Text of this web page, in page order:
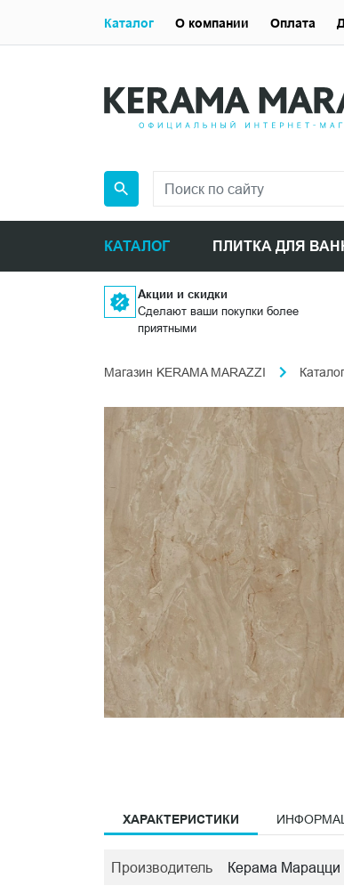
КАТАЛОГ ПЛИТКА ДЛЯ
Каталог О компании Оплата
Акции и скидки
Сделают ваши покупки более
приятными
Магазин KERAMA MARAZZI Каталог
ХАРАКТЕРИСТИКИ
Производитель Керама Марацци